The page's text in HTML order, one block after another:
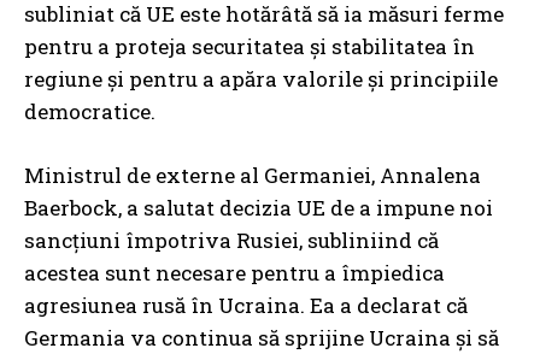
subliniat că UE este hotărâtă să ia măsuri ferme
pentru a proteja securitatea și stabilitatea în
regiune și pentru a apăra valorile și principiile
democratice.
Ministrul de externe al Germaniei, Annalena
Baerbock, a salutat decizia UE de a impune noi
sancțiuni împotriva Rusiei, subliniind că
acestea sunt necesare pentru a împiedica
agresiunea rusă în Ucraina. Ea a declarat că
Germania va continua să sprijine Ucraina și să